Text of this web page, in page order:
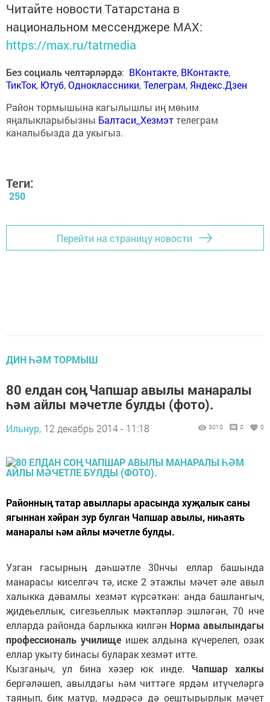
Читайте новости Татарстана в
национальном мессенджере MАХ:
https://max.ru/tatmedia
Без социаль челтәрләрдә: ВКонтакте, ВКонтакте,
ТикТок, Ютуб,Одноклассники,Телеграм, Яндекс.Дзен
Район тормышына кагылышлы иң мөһим
яңалыкларыбызны Балтаси_Хезмэттелеграм
каналыбызда да укыгыз.
Теги:
250
Перейти на страницу новости
ДИН ҺӘМ ТОРМЫШ
80 елдан соӊ Чапшар авылы манаралы
һәм айлы мәчетле булды (фото).
Ильнур, 12 декабрь 2014 - 11:18 3010 0 0
Районныӊ татар авыллары арасында хуҗалык саны
ягыннан хәйран зур булган Чапшар авылы, ниһаять
манаралы һәм айлы мәчетле булды.
Узган гасырныӊ дәһшәтле 30нчы еллар башында
манарасы киселгәч тә, иске 2 этажлы мәчет әле авыл
халыкка дәвамлы хезмәт күрсәткән: анда башлангыч,
җидеьеллык, сигезьеллык мәктәпләр эшләгән, 70 нче
елларда районда барлыкка килгән Норма авылындагы
профессиональ училищеишек алдына күчерелеп, озак
еллар укыту бинасы буларак хезмәт итте.
Кызганыч, ул бина хәзер юк инде. Чапшар халкы
бергәләшеп, авылдагы һәм читтәге ярдәм итүчеләргә
таянып, бик матур, мәдрәсә дә оештырырлык мәчет